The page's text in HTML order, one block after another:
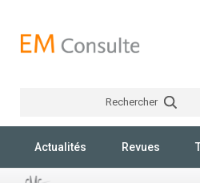
Rechercher
Actualités Revues